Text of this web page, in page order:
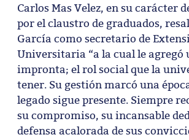
Carlos Mas Velez, en su carácter
por el claustro de graduados,
García como secretario de
Universitaria “a la cual le agregó
impronta; el rol social que la
tener. Su gestión marcó una
legado sigue presente. Siempre
su compromiso, su incansable
defensa acalorada de sus